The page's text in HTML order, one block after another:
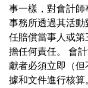
事一樣，對會計
事務所透過其活
任賠償當事人或
擔任何責任。 會
獻者必須立即（
據和文件進行核